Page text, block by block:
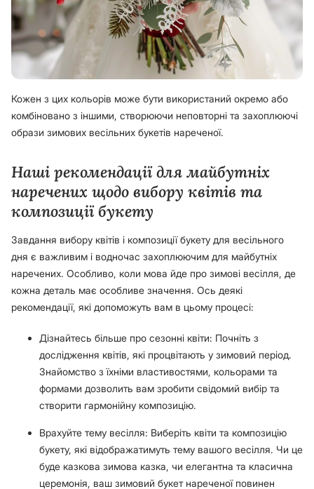
Кожен з цих кольорів може бути використаний окремо або
комбіновано з іншими, створюючи неповторні та захоплюючі
образи зимових весільних букетів нареченої.
Наші рекомендації для майбутніх
наречених щодо вибору квітів та
композиції букету
Завдання вибору квітів і композиції букету для весільного
дня є важливим і водночас захоплюючим для майбутніх
наречених. Особливо, коли мова йде про зимові весілля, де
кожна деталь має особливе значення. Ось деякі
рекомендації, які допоможуть вам в цьому процесі:
Дізнайтесь більше про сезонні квіти: Почніть з
дослідження квітів, які процвітають у зимовий період.
Знайомство з їхніми властивостями, кольорами та
формами дозволить вам зробити свідомий вибір та
створити гармонійну композицію.
Врахуйте тему весілля: Виберіть квіти та композицію
букету, які відображатимуть тему вашого весілля. Чи це
буде казкова зимова казка, чи елегантна та класична
церемонія, ваш зимовий букет нареченої повинен